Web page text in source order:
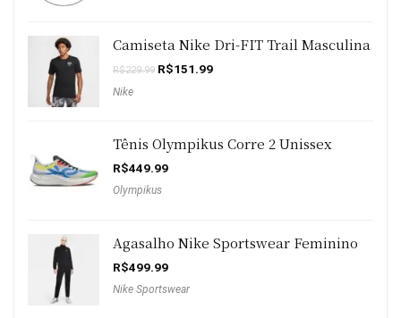
Camiseta Nike Dri-FIT Trail Masculina
R$229.99 O
R$151.99O
Nike
Tênis Olympikus Corre 2 Unissex
R$449.99
Olympikus
Agasalho Nike Sportswear Feminino
R$499.99
Nike Sportswear